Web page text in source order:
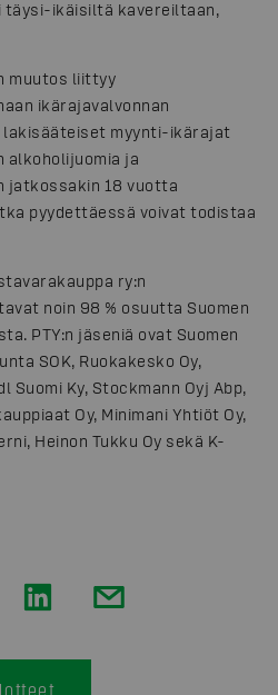
täysi-ikäisiltä kavereiltaan,
muutos liittyy
ikärajavalvonnan
lakisääteiset myynti-ikärajat
alkoholijuomia ja
jatkossakin 18 vuotta
pyydettäessä voivat todistaa
ry:n
noin 98 % osuutta Suomen
PTY:n jäseniä ovat Suomen
SOK, Ruokakesko Oy,
Suomi Ky, Stockmann Oyj Abp,
Oy, Minimani Yhtiöt Oy,
Heinon Tukku Oy sekä K-